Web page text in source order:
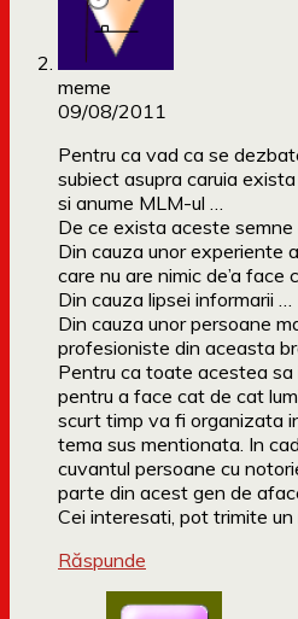
meme
09/08/2011
Pentru ca vad ca se
subiect asupra caruia
si anume MLM-ul …
De ce exista aceste semne
Din cauza unor experiente
care nu are nimic de’a
Din cauza lipsei informarii …
Din cauza unor persoane
profesioniste din aceasta
Pentru ca toate acestea sa
pentru a face cat de cat
scurt timp va fi organizata
tema sus mentionata. In
cuvantul persoane cu
parte din acest gen de
Cei interesati, pot trimite
Răspunde